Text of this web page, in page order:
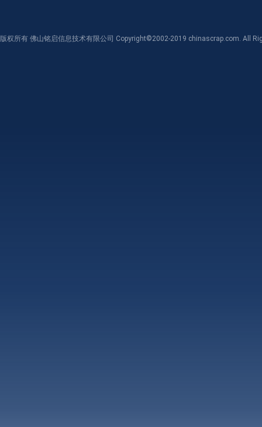
版权所有 佛山铭启信息技术有限公司 Copyright©2002-2019 chinascrap.com. All